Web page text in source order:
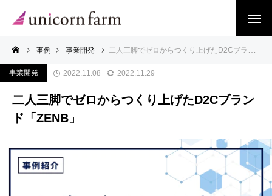
事例 事業開発 二人三脚でゼロからつくり上げたD2Cブランド「ZENB」
事業開発 2022.11.08 2022.11.29
二人三脚でゼロからつくり上げたD2Cブラン
ド「ZENB」